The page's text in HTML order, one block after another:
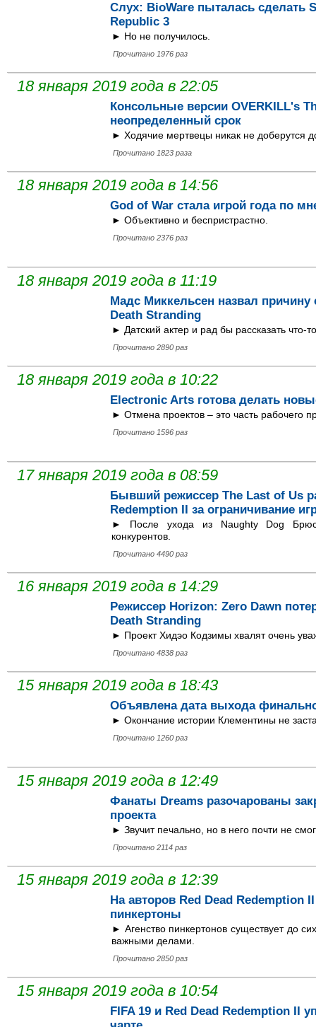
Слух: BioWare пыталась сделать
Republic 3
► Но не получилось.
Прочитано 1976 раз
18 января 2019 года в 22:05
Консольные версии OVERKILL's
неопределенный срок
► Ходячие мертвецы никак не доберутся
Прочитано 1823 раза
18 января 2019 года в 14:56
God of War стала игрой года по
► Объективно и беспристрастно.
Прочитано 2376 раз
18 января 2019 года в 11:19
Мадс Миккельсен назвал причину
Death Stranding
► Датский актер и рад бы рассказать что-
Прочитано 2890 раз
18 января 2019 года в 10:22
Electronic Arts готова делать
► Отмена проектов – это часть рабочего
Прочитано 1596 раз
17 января 2019 года в 08:59
Бывший режиссер The Last of Us
Redemption II за ограничивание
► После ухода из Naughty Dog
конкурентов.
Прочитано 4490 раз
16 января 2019 года в 14:29
Режиссер Horizon: Zero Dawn
Death Stranding
► Проект Хидэо Кодзимы хвалят очень
Прочитано 4838 раз
15 января 2019 года в 18:43
Объявлена дата выхода
► Окончание истории Клементины не
Прочитано 1260 раз
15 января 2019 года в 12:49
Фанаты Dreams разочарованы
проекта
► Звучит печально, но в него почти не
Прочитано 2114 раз
15 января 2019 года в 12:39
На авторов Red Dead Redemption
пинкертоны
► Агенство пинкертонов существует до
важными делами.
Прочитано 2850 раз
15 января 2019 года в 10:54
FIFA 19 и Red Dead Redemption II